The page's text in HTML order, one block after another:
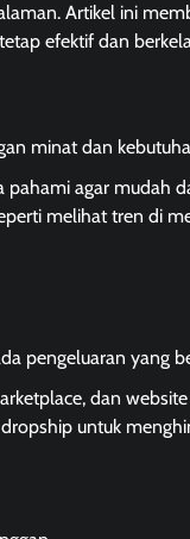
Artikel ini
efektif dan
minat dan
pahami agar mudah
melihat tren di
pengeluaran yang
dan
untuk